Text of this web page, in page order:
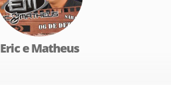
Eric e Matheus